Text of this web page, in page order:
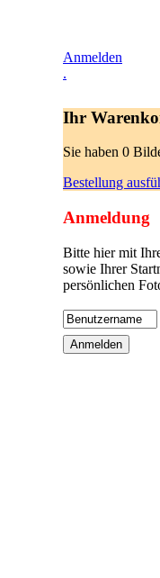
Anmelden
.
Ihr
Sie haben 0
Bestellung
Anmeldung
Bitte hier mit
sowie Ihrer
persönlichen